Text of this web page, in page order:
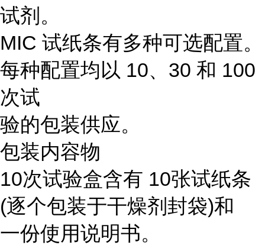
试剂。
MIC 试纸条有多种可选配置。
每种配置均以 10、30 和 100
次试
验的包装供应。
包装内容物
10次试验盒含有 10张试纸条
(逐个包装于干燥剂封袋)和
一份使用说明书。